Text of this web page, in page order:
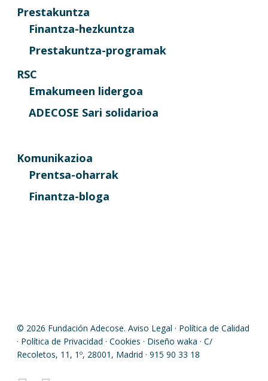
Prestakuntza
Finantza-hezkuntza
Prestakuntza-programak
RSC
Emakumeen lidergoa
ADECOSE Sari solidarioa
Komunikazioa
Prentsa-oharrak
Finantza-bloga
© 2026 Fundación Adecose. Aviso Legal · Política de Calidad
· Política de Privacidad · Cookies · Diseño waka · C/
Recoletos, 11, 1º, 28001, Madrid · 915 90 33 18